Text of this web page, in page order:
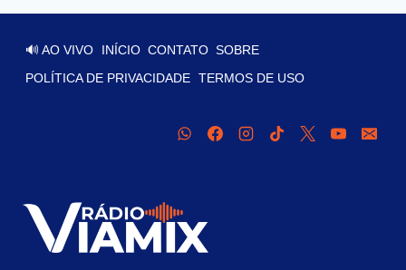
🔊 AO VIVO INÍCIO CONTATO SOBRE
POLÍTICA DE PRIVACIDADE TERMOS DE USO